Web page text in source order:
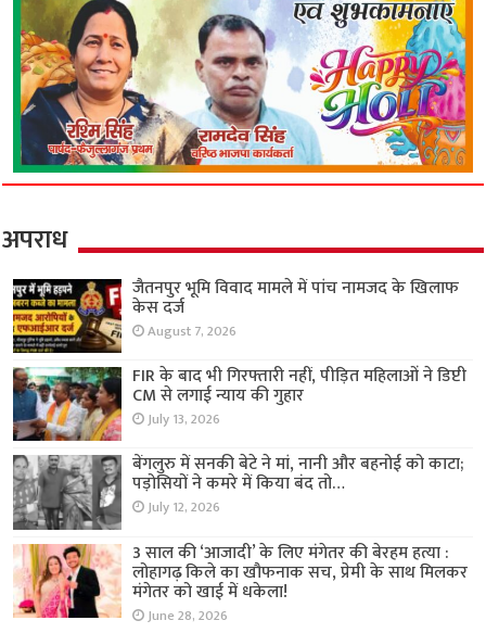
अपराध
जैतनपुर भूमि विवाद मामले में पांच नामजद के खिलाफ
केस दर्ज
August 7, 2026
FIR के बाद भी गिरफ्तारी नहीं, पीड़ित महिलाओं ने डिप्टी
CM से लगाई न्याय की गुहार
July 13, 2026
बेंगलुरु में सनकी बेटे ने मां, नानी और बहनोई को काटा;
पड़ोसियों ने कमरे में किया बंद तो…
July 12, 2026
3 साल की ‘आजादी’ के लिए मंगेतर की बेरहम हत्या :
लोहागढ़ किले का खौफनाक सच, प्रेमी के साथ मिलकर
मंगेतर को खाई में धकेला!
June 28, 2026